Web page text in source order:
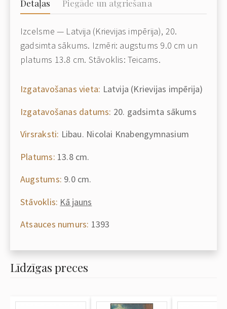
Detaļas Piegāde un atgriešana
Izcelsme — Latvija (Krievijas impērija), 20.
gadsimta sākums. Izmēri: augstums 9.0 cm un
platums 13.8 cm. Stāvoklis: Teicams.
Izgatavošanas vieta: Latvija (Krievijas impērija)
Izgatavošanas datums: 20. gadsimta sākums
Virsraksti: Libau. Nicolai Knabengymnasium
Platums: 13.8 cm.
Augstums: 9.0 cm.
Stāvoklis: Kā jauns
Atsauces numurs: 1393
Līdzīgas preces